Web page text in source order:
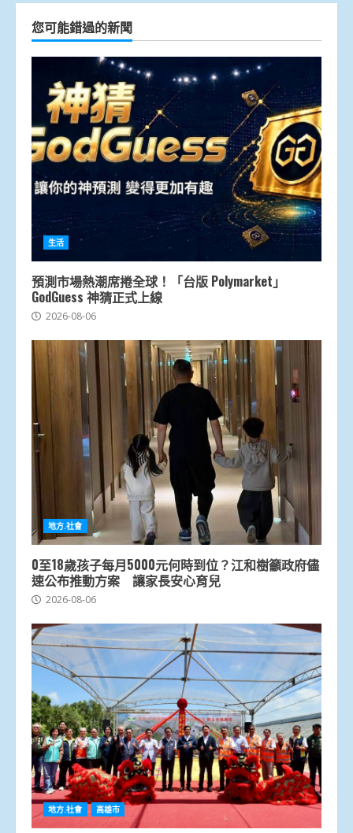
您可能錯過的新聞
生活
預測市場熱潮席捲全球！「台版 Polymarket」
GodGuess 神猜正式上線
2026-08-06
地方.社會
0至18歲孩子每月5000元何時到位？江和樹籲政府儘
速公布推動方案 讓家長安心育兒
2026-08-06
地方.社會 高雄市